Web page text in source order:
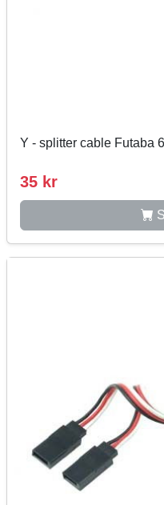
Y - splitter cable Futaba
35 kr